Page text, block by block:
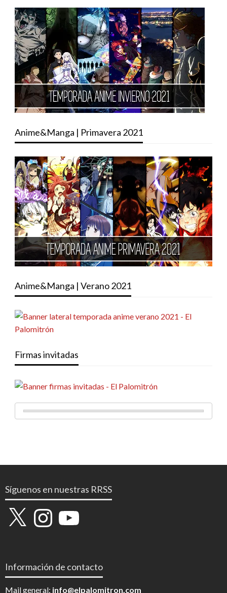
Anime&Manga | Primavera 2021
Anime&Manga | Verano 2021
Firmas invitadas
Síguenos en nuestras RRSS
X InstagramYouTube
Información de contacto
Mail general: info@elpalomitron.com